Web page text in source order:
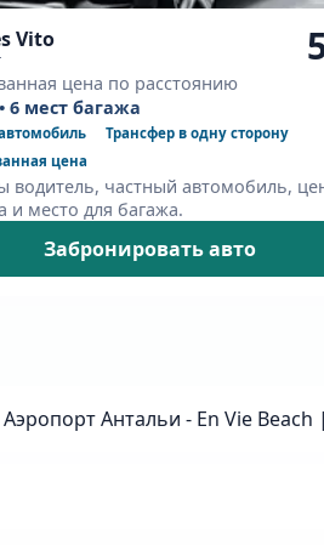
Vito
цена по расстоянию
6 мест багажа
Трансфер в одну сторону
цена
водитель, частный автомобиль,
и место для багажа.
Забронировать авто
Антальи - En Vie